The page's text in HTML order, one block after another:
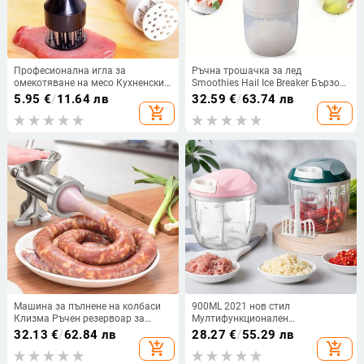
Професионална игла за
омекотяване на месо Кухненски
инструменти от неръждаема
стомана Аксесоари за готвене
Игла за омекотяване на пържоли
5.95 €/11.64 лв
add_shopping_cart
Ръчна трошачка за лед
Smoothies Hail Ice Breaker Бързо
раздробяване на лед Преносима
бръсната машина за лед за
кухненски джаджи Блендери за
32.59 €/63.74 лв
add_shopping_cart
Машина за пълнене на колбаси
Клизма Ръчен резервоар за
месомелачка Кайма за колбаси
Заредена малка ръчно
задвижвана машина за месо и
32.13 €/62.84 лв
add_shopping_cart
900ML 2021 нов стил
Мултифункционален
високоскоростен дизайн
Зеленчуци Плодове Twist Шредер
Ръчна месомелачка Чопър
28.27 €/55.29 лв
add_shopping_cart